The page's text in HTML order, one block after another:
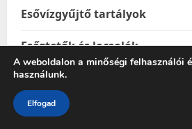
Esővízgyűjtő tartályok
Esőztetők és locsolók
Étel & Ital hordozók
Étel melegentartók
A weboldalon a minőségi felhasználói
használunk.
Elfogad